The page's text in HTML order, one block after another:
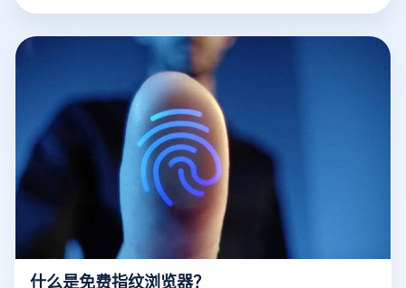
什么是免费指纹浏览器？